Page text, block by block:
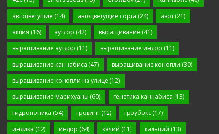
автоцветущие (14) автоцветущие сорта (24) азот (21)
акция (16) аутдор (42) выращивание (41)
выращивание аутдор (11) выращивание индор (11)
выращивание каннабиса (47) выращивание конопли (30)
выращивание конопли на улице (12)
выращивание марихуаны (60) генетика каннабиса (13)
гидропоника (54) гровинг(12) гроубокс (17)
индика (12) индор (64) калий (11) кальций (13)